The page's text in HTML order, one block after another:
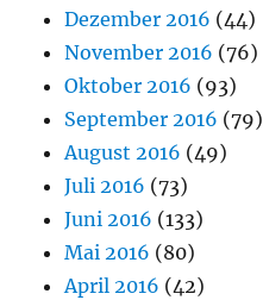
Dezember 2016 (44)
November 2016 (76)
Oktober 2016 (93)
September 2016 (79)
August 2016 (49)
Juli 2016 (73)
Juni 2016 (133)
Mai 2016 (80)
April 2016 (42)